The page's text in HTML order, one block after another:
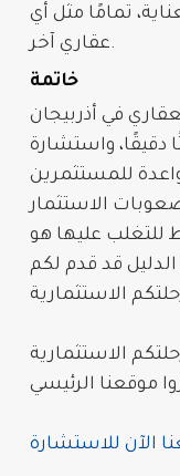
عقاري آخر.
خاتمة
في أذربيجان
دقيقًا، واستشارة
للمستثمرين
الاستثمار
للتغلب عليها هو
قد قدم لكم
الاستثمارية